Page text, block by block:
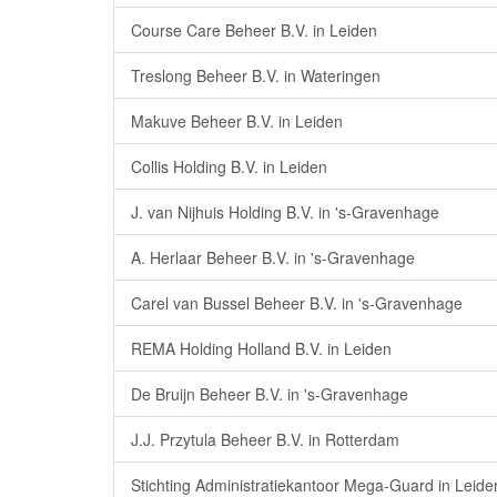
Course Care Beheer B.V. in Leiden
Treslong Beheer B.V. in Wateringen
Makuve Beheer B.V. in Leiden
Collis Holding B.V. in Leiden
J. van Nijhuis Holding B.V. in 's-Gravenhage
A. Herlaar Beheer B.V. in 's-Gravenhage
Carel van Bussel Beheer B.V. in 's-Gravenhage
REMA Holding Holland B.V. in Leiden
De Bruijn Beheer B.V. in 's-Gravenhage
J.J. Przytula Beheer B.V. in Rotterdam
Stichting Administratiekantoor Mega-Guard in